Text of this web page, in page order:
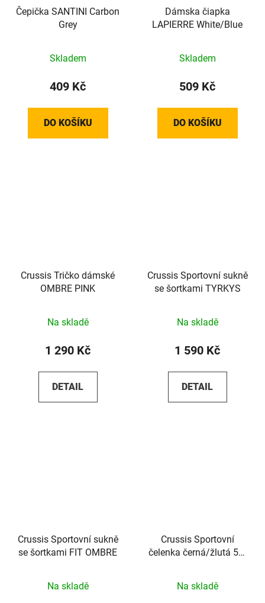
Čepička SANTINI Carbon
Grey
Skladem
409 Kč
DO KOŠÍKU
Dámska čiapka
LAPIERRE White/Blue
Skladem
509 Kč
DO KOŠÍKU
Crussis Tričko dámské
OMBRE PINK
Na skladě
1 290 Kč
DETAIL
Crussis Sportovní sukně
se šortkami TYRKYS
Na skladě
1 590 Kč
DETAIL
Crussis Sportovní sukně
se šortkami FIT OMBRE
Na skladě
Crussis Sportovní
čelenka černá/žlutá 58-
Na skladě